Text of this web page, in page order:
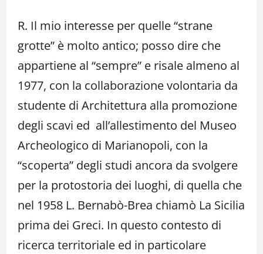
R. Il mio interesse per quelle “strane
grotte” è molto antico; posso dire che
appartiene al “sempre” e risale almeno al
1977, con la collaborazione volontaria da
studente di Architettura alla promozione
degli scavi ed all’allestimento del Museo
Archeologico di Marianopoli, con la
“scoperta” degli studi ancora da svolgere
per la protostoria dei luoghi, di quella che
nel 1958 L. Bernabò-Brea chiamò La Sicilia
prima dei Greci. In questo contesto di
ricerca territoriale ed in particolare